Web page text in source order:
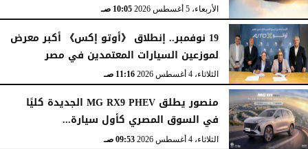
الأربعاء، 5 أغسطس 2026 10:05 صـ
19 نوفمبر.. إنطلاق 《أوتو إكس》 أكبر معرض
لموزعين السيارات المعتمدين في مصر
الثلاثاء، 4 أغسطس 2026 11:16 صـ
منصور يطلق MG RX9 PHEV الجديدة كليًا
في السوق المصري كأول سيارة...
الثلاثاء، 4 أغسطس 2026 09:53 صـ